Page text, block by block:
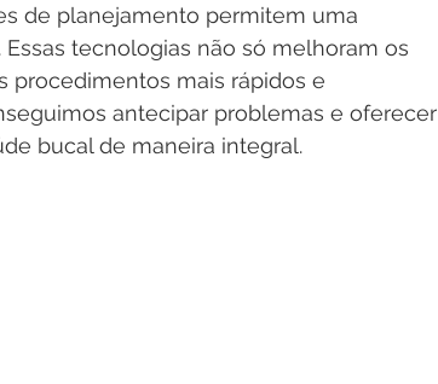
de planejamento permitem uma
tecnologias não só melhoram os
procedimentos mais rápidos e
antecipar problemas e oferecer
bucal de maneira integral.